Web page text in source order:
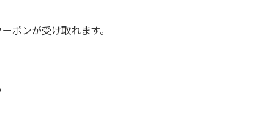
ンが受け取れます。